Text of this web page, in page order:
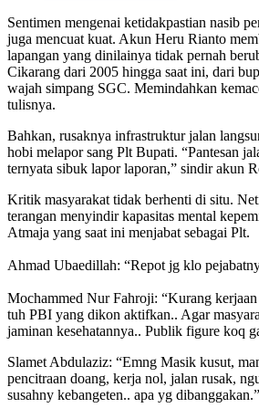
​Sentimen mengenai ketidakpastian nasib
juga mencuat kuat. Akun Heru Rianto
lapangan yang dinilainya tidak pernah
Cikarang dari 2005 hingga saat ini, dari
wajah simpang SGC. Memindahkan
tulisnya.
​Bahkan, rusaknya infrastruktur jalan
hobi melapor sang Plt Bupati. “Pantesan
ternyata sibuk lapor laporan,” sindir akun
​Kritik masyarakat tidak berhenti di situ.
terangan menyindir kapasitas mental
Atmaja yang saat ini menjabat sebagai Plt.
Ahmad Ubaedillah: “Repot jg klo
Mochammed Nur Fahroji: “Kurang
tuh PBI yang dikon aktifkan.. Agar
jaminan kesehatannya.. Publik figure koq
​Slamet Abdulaziz: “Emng Masik kusut,
pencitraan doang, kerja nol, jalan rusak,
susahny kebangeten.. apa yg dibanggakan.”